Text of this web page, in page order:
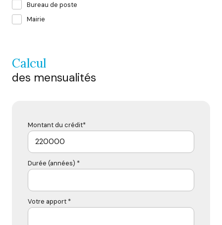
Bureau de poste
Mairie
calcul
des mensualités
Montant du crédit*
Durée (années) *
Votre apport *